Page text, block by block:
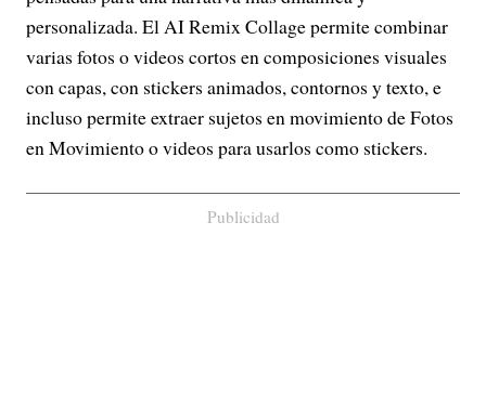
personalizada. El AI Remix Collage permite combinar
varias fotos o videos cortos en composiciones visuales
con capas, con stickers animados, contornos y texto, e
incluso permite extraer sujetos en movimiento de Fotos
en Movimiento o videos para usarlos como stickers.
Publicidad